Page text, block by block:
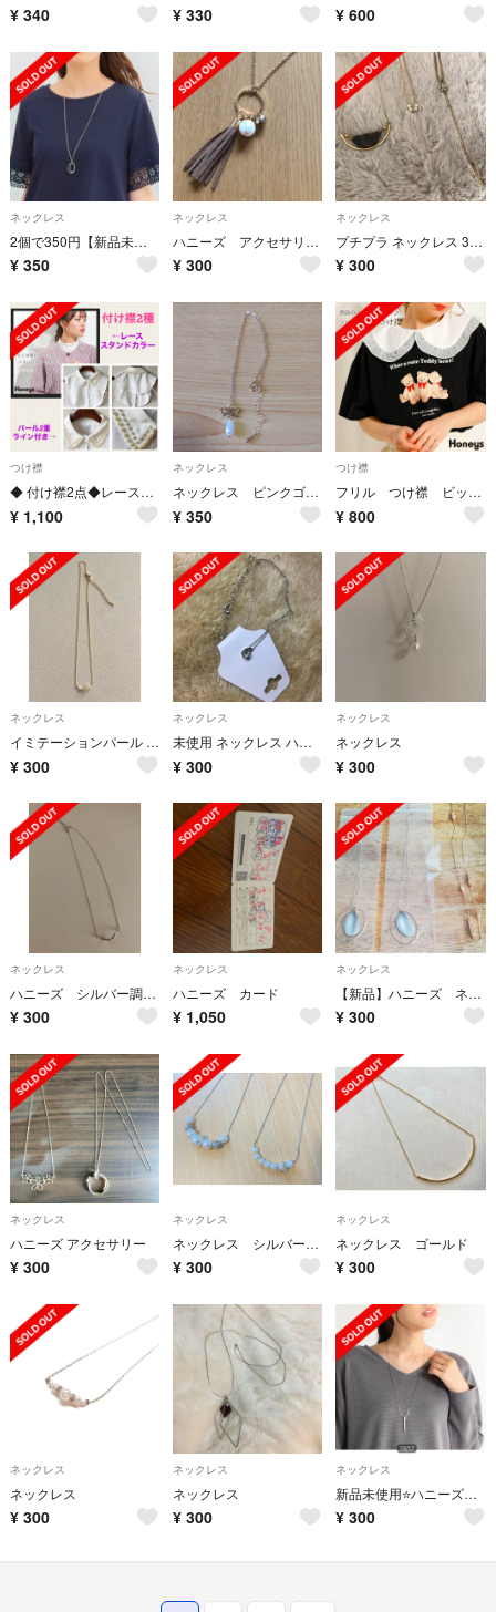
¥ 340 ¥ 330 ¥ 600
ネックレス
2個で350円【新品未開封、未使用】ロング ネックレス ペンダント
¥ 350
ネックレス
ハニーズ アクセサリー ネックレス ゴールド チェーン 長め
¥ 300
ネックレス
プチプラ ネックレス 3点セット
¥ 300
つけ襟
◆ 付け襟2点◆レーススタンドカラー&2重パールライン付
¥ 1,100
ネックレス
ネックレス ピンクゴールド
¥ 350
つけ襟
フリル つけ襟 ビッグカラー
¥ 800
ネックレス
イミテーションパール ネックレス
¥ 300
ネックレス
未使用 ネックレス ハニーズ
¥ 300
ネックレス
ネックレス
¥ 300
ネックレス
ハニーズ シルバー調ネックレス
¥ 300
ネックレス
ハニーズ カード
¥ 1,050
ネックレス
【新品】ハニーズ ネックレス3点セット
¥ 300
ネックレス
ハニーズ アクセサリー
¥ 300
ネックレス
ネックレス シルバー セット
¥ 300
ネックレス
ネックレス ゴールド
¥ 300
ネックレス
ネックレス
¥ 300
ネックレス
ネックレス
¥ 300
ネックレス
新品未使用⭐️ハニーズ ネックレス
¥ 300